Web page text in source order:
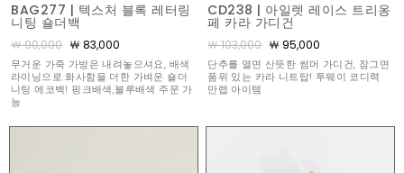
BAG277 | 텍스처 블록 레터링
니팅 숄더백
￦ 90,000 ￦ 83,000
무거운 가죽 가방은 내려놓으셔요, 배색
라이닝으로 화사함을 더한 가벼운 숄더
니팅 에코백! 핑크배색,블루배색 주문 가
능
CD238 | 아일렛 레이스 트리옹
페 카라 가디건
￦ 103,000 ￦ 95,000
단추를 열면 산뜻한 썸머 가디건, 잠그면
품위 있는 카라 니트탑! 투웨이 코디력
만렙 아이템